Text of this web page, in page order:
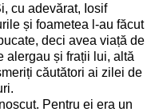
cu adevărat, Iosif
și foametea l-au făcut
deci avea viață de
alergau și frații lui, altă
căutători ai zilei de
Pentru ei era un